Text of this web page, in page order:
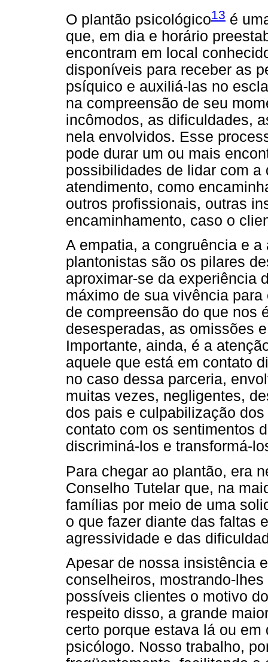
O plantão psicológico13 é
que, em dia e horário
encontram em local
disponíveis para receber as
psíquico e auxiliá-las no
na compreensão de seu
incômodos, as dificuldades,
nela envolvidos. Esse
pode durar um ou mais
possibilidades de lidar com
atendimento, como
outros profissionais, outras
encaminhamento, caso o
A empatia, a congruência e
plantonistas são os pilares
aproximar-se da experiência
máximo de sua vivência
de compreensão do que nos
desesperadas, as omissões
Importante, ainda, é a
aquele que está em contato
no caso dessa parceria,
muitas vezes, negligentes,
dos pais e culpabilização
contato com os sentimentos
discriminá-los e transformá-
Para chegar ao plantão, era
Conselho Tutelar que, na
famílias por meio de uma
o que fazer diante das faltas
agressividade e das
Apesar de nossa insistência
conselheiros, mostrando-
possíveis clientes o motivo
respeito disso, a grande
certo porque estava lá ou
psicólogo. Nosso trabalho,